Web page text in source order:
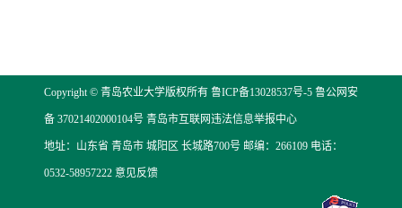
Copyright © 青岛农业大学版权所有 鲁ICP备13028537号-5 鲁公网安
备 37021402000104号 青岛市互联网违法信息举报中心
地址：山东省 青岛市 城阳区 长城路700号 邮编：266109 电话：
0532-58957222 意见反馈